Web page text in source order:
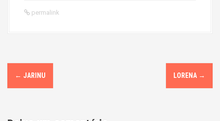
permalink
P
o
← JARINU LORENA →